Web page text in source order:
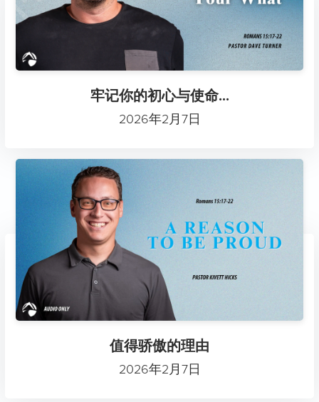
牢记你的初心与使命...
2026年2月7日
值得骄傲的理由
2026年2月7日